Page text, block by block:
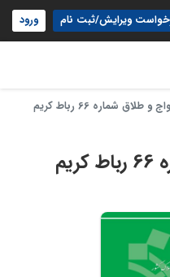
ویرایش/ثبت نام ورود
طلاق شماره 66 رباط کریم